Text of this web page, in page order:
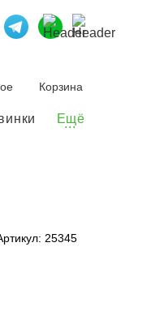
Корзина
Ещё
...
25345